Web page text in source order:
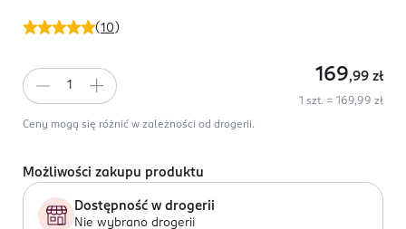
(10 )
169,99 zł
1 szt. = 169,99 zł
Ceny mogą się różnić w zależności od drogerii.
Możliwości zakupu produktu
Dostępność w drogerii
Nie wybrano drogerii